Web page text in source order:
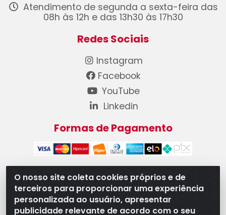
O nosso site coleta cookies próprios e de
terceiros para proporcionar uma experiência
personalizada ao usuário, apresentar
publicidade relevante de acordo com o seu
Atendimento de segunda a sexta-feira das
08h às 12h e das 13h30 às 17h30
Redes Sociais
Instagram
Facebook
YouTube
Linkedin
Formas de Pagamento
WB Componentes Automotivos LTDA - CNPJ
08.528.393/0001-12 - Rua do Níquel, 667 - Parque
Oeste Industrial, Goiânia/GO - CEP 74375-660